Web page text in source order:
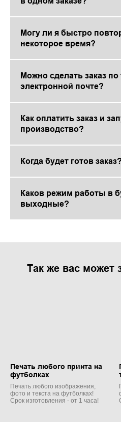
Могу ли я быстро
некоторое время?
Можно сделать заказ
электронной почте?
Как оплатить заказ и
производство?
Когда будет готов заказ?
Каков режим работы в
выходные?
Так же вас может
Печать любого принта на
футболках
Печать любого изображения,
фото и текста на футболках!
Срок изготовления - от 1 часа!